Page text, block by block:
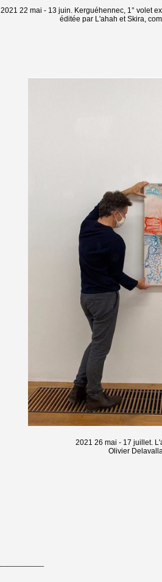
2021 22 mai - 13 juin. Kerguéhennec, 1° volet
éditée par L'ahah et Skira,
2021 26 mai - 17 juillet.
Olivier